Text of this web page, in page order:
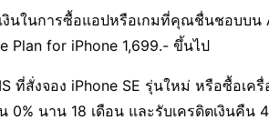
การซื้อแอปหรือเกมที่คุณชื่นชอบบน
Plan for iPhone 1,699.- ขึ้นไป
ที่สั่งจอง iPhone SE รุ่นใหม่ หรือซื้อเ
0% นาน 18 เดือน และรับเครดิตเงินคืน